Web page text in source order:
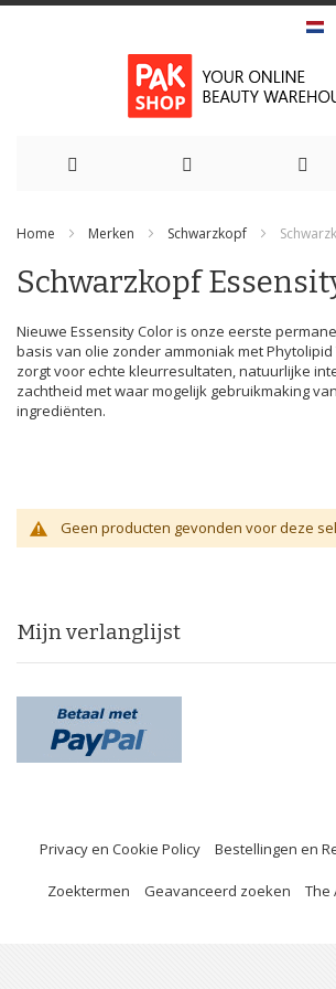
de
inhoud
Home Merken Schwarzkopf
Schwarzkopf
Nieuwe Essensity Color is onze eerste
basis van olie zonder ammoniak met Phytolipid
zorgt voor echte kleurresultaten, natuurlijke
zachtheid met waar mogelijk gebruikmaking
ingrediënten.
Geen producten gevonden voor deze
Mijn verlanglijst
Privacy en Cookie Policy Bestellingen en
Zoektermen Geavanceerd zoeken The